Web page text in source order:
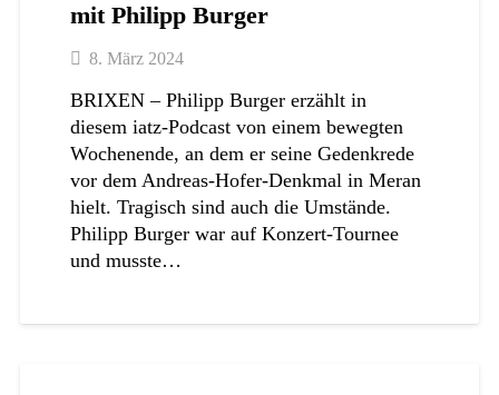
mit Philipp Burger
8. März 2024
BRIXEN – Philipp Burger erzählt in
diesem iatz-Podcast von einem bewegten
Wochenende, an dem er seine Gedenkrede
vor dem Andreas-Hofer-Denkmal in Meran
hielt. Tragisch sind auch die Umstände.
Philipp Burger war auf Konzert-Tournee
und musste…